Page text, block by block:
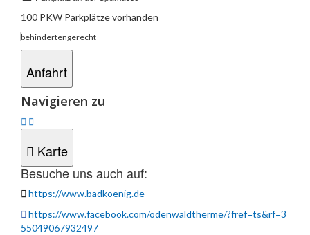
100 PKW Parkplätze vorhanden
behindertengerecht
Anfahrt
Navigieren zu
Karte
Karte
Zur
zurückspringen
Besuche uns auch auf:
https://www.badkoenig.de
https://www.facebook.com/odenwaldtherme/?fref=ts&rf=3
55049067932497